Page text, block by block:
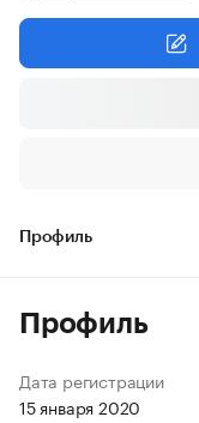
Профиль
Профиль
Дата регистрации
15 января 2020